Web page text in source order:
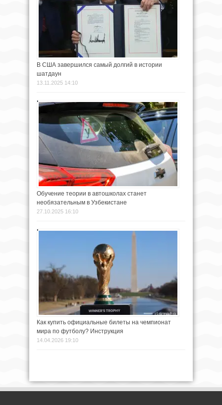
В США завершился самый долгий в истории
шатдаун
13.11.2025 14:10
Обучение теории в автошколах станет
необязательным в Узбекистане
27.10.2025 16:10
Как купить официальные билеты на чемпионат
мира по футболу? Инструкция
14.04.2026 19:10